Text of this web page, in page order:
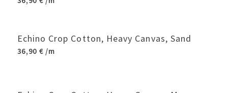
Echino Crop Cotton, Heavy Canvas, Sand
36,90 € /m